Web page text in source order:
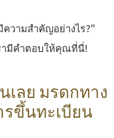
วามสำคัญอย่างไร?"
ามีคำตอบให้คุณที่นี่!
ลย มรดกทาง
ขึ้นทะเบียน